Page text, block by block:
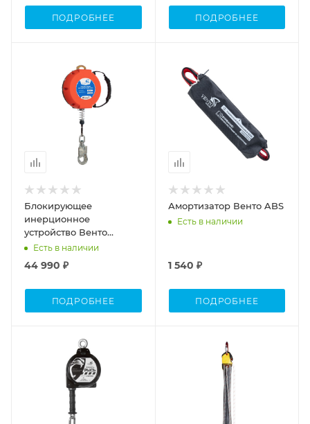
ПОДРОБНЕЕ ПОДРОБНЕЕ
Блокирующее
инерционное
устройство Венто
втягивающего типа
Есть в наличии
44 990 ₽
ПОДРОБНЕЕ
Амортизатор Венто ABS
Есть в наличии
1 540 ₽
ПОДРОБНЕЕ